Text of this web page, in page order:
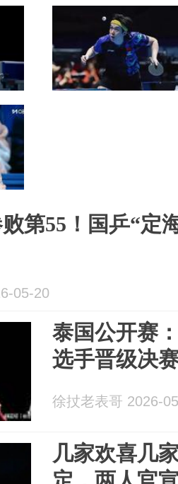
第55！国乒“定
05-20
泰国公开赛
选手晋级决
徐扙老表哥 2026-
几家欢喜几